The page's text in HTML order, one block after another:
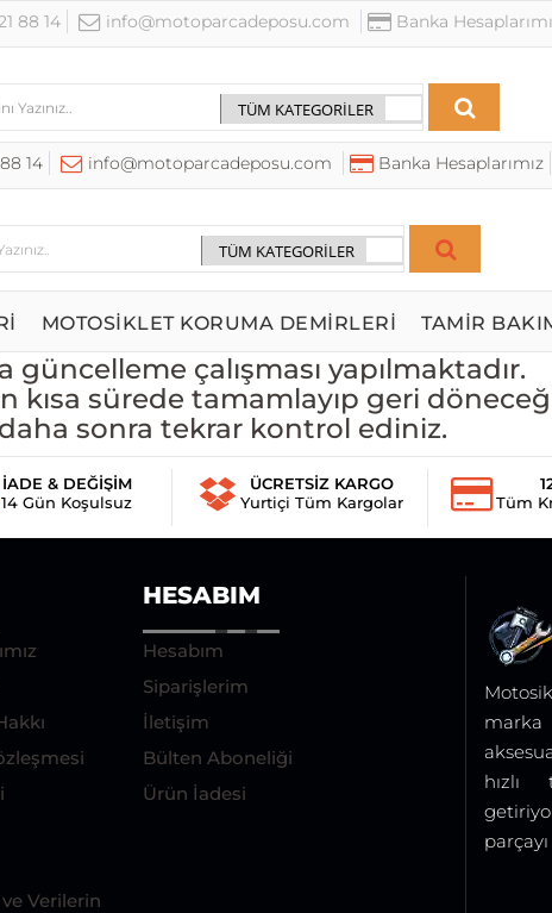
88 14 info@motoparcadeposu.com Banka
14 info@motoparcadeposu.com Banka Hesaplarımız
MOTOSİKLET KORUMA DEMİRLERİ TAMİR
güncelleme çalışması yapılmaktadır.
kısa sürede tamamlayıp geri
sonra tekrar kontrol ediniz.
İADE & DEĞİŞİM
14 Gün Koşulsuz
ÜCRETSİZ KARGO
Yurtiçi Tüm Kargolar
Tüm
Verilerin
HESABIM
Hesabım
Siparişlerim
İletişim
Bülten Aboneliği
Ürün İadesi
hızlı